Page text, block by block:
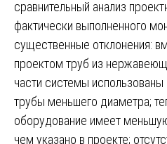
сравнительный анализ
фактически выполненного
существенные отклонения:
проектом труб из
части системы
трубы меньшего диаметра;
оборудование имеет
чем указано в проекте;